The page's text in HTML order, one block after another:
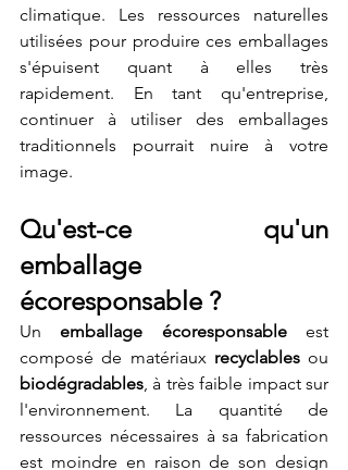
climatique. Les ressources naturelles
utilisées pour produire ces emballages
s'épuisent quant à elles très
rapidement. En tant qu'entreprise,
continuer à utiliser des emballages
traditionnels pourrait nuire à votre
image.
Qu'est-ce qu'un
emballage
écoresponsable ?
Un emballage écoresponsable est
composé de matériaux recyclables
biodégradables , à très faible impact sur
l'environnement. La quantité de
ressources nécessaires à sa fabrication
est moindre en raison de son design